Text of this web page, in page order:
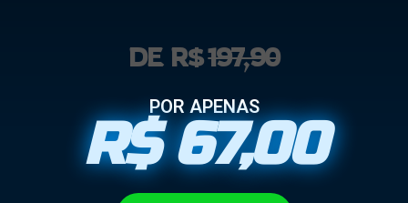
DE R$197,90
POR APENAS
R$ 67,00